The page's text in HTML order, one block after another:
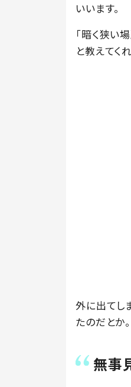
いいます。
「暗く狭い
と教えてく
外に出てし
たのだとか。
無事